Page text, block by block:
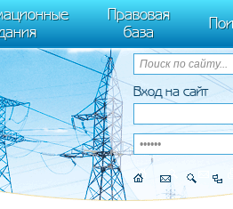
});
Правовая
база
Вход на сайт